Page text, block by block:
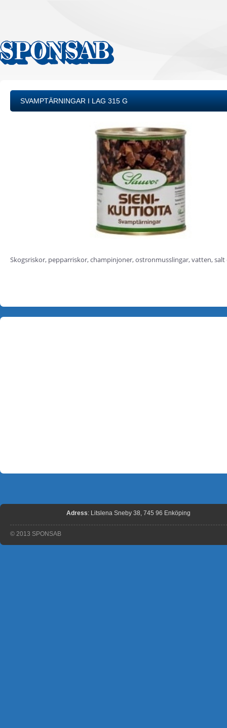
SVAMPTÄRNINGAR I LAG 315 G
Skogsriskor, pepparriskor, champinjoner, ostronmusslingar, vatten, salt
Adress: Litslena Sneby 38, 745 96 Enköping
© 2013 SPONSAB